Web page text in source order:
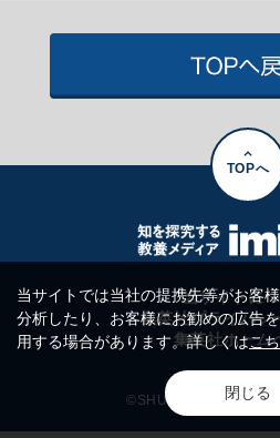
TOPへ
当サイトに
集英社プライバシ
集英社ホーム
©SHUEISHA Inc. All
当サイトでは当社の提携先等がお客
分析したり、お客様にお勧めの広告
用する場合があります。詳しくはこ
閉じる